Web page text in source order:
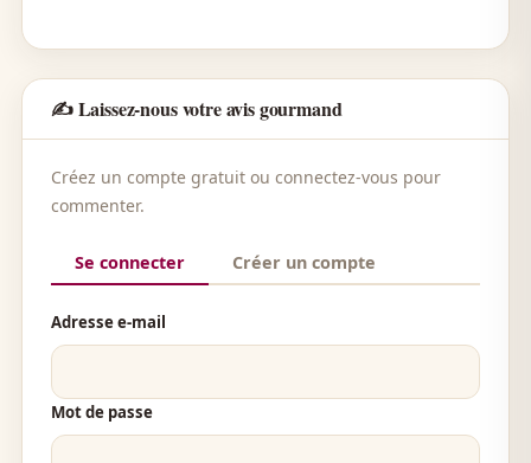
✍️ Laissez-nous votre avis gourmand
Créez un compte gratuit ou connectez-vous pour
commenter.
Se connecter Créer un compte
Adresse e-mail
Mot de passe